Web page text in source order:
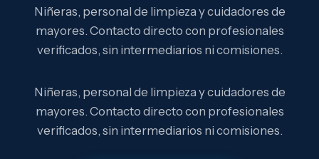
Niñeras, personal de limpieza y cuidadores de
mayores. Contacto directo con profesionales
verificados, sin intermediarios ni comisiones.
Niñeras, personal de limpieza y cuidadores de
mayores. Contacto directo con profesionales
verificados, sin intermediarios ni comisiones.